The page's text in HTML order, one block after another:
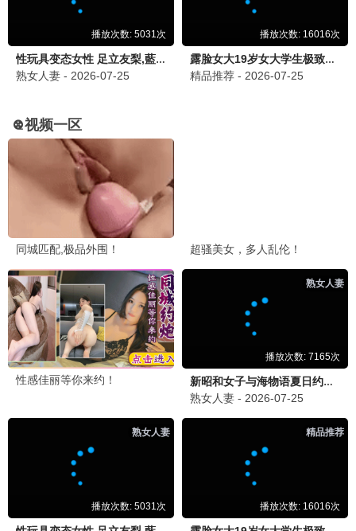
江湖侠客
古装 / 武侠